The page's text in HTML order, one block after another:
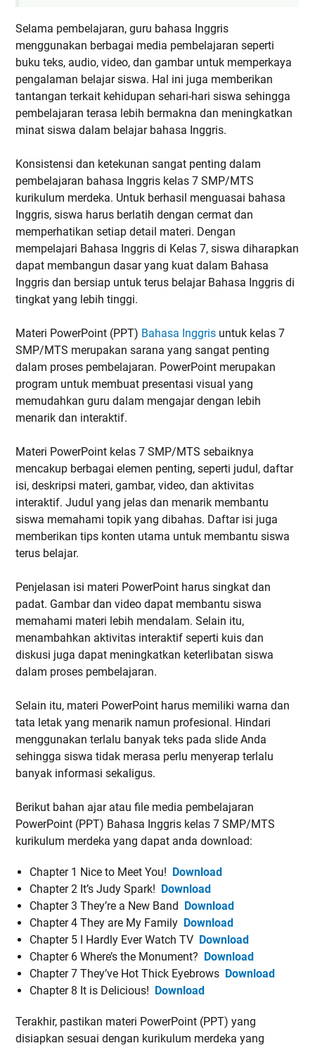
Selama pembelajaran, guru bahasa Inggris
menggunakan berbagai media pembelajaran seperti
buku teks, audio, video, dan gambar untuk memperkaya
pengalaman belajar siswa. Hal ini juga memberikan
tantangan terkait kehidupan sehari-hari siswa sehingga
pembelajaran terasa lebih bermakna dan meningkatkan
minat siswa dalam belajar bahasa Inggris.
Konsistensi dan ketekunan sangat penting dalam
pembelajaran bahasa Inggris kelas 7 SMP/MTS
kurikulum merdeka. Untuk berhasil menguasai bahasa
Inggris, siswa harus berlatih dengan cermat dan
memperhatikan setiap detail materi. Dengan
mempelajari Bahasa Inggris di Kelas 7, siswa diharapkan
dapat membangun dasar yang kuat dalam Bahasa
Inggris dan bersiap untuk terus belajar Bahasa Inggris di
tingkat yang lebih tinggi.
Materi PowerPoint (PPT) Bahasa Inggris untuk kelas 7
SMP/MTS merupakan sarana yang sangat penting
dalam proses pembelajaran. PowerPoint merupakan
program untuk membuat presentasi visual yang
memudahkan guru dalam mengajar dengan lebih
menarik dan interaktif.
Materi PowerPoint kelas 7 SMP/MTS sebaiknya
mencakup berbagai elemen penting, seperti judul, daftar
isi, deskripsi materi, gambar, video, dan aktivitas
interaktif. Judul yang jelas dan menarik membantu
siswa memahami topik yang dibahas. Daftar isi juga
memberikan tips konten utama untuk membantu siswa
terus belajar.
Penjelasan isi materi PowerPoint harus singkat dan
padat. Gambar dan video dapat membantu siswa
memahami materi lebih mendalam. Selain itu,
menambahkan aktivitas interaktif seperti kuis dan
diskusi juga dapat meningkatkan keterlibatan siswa
dalam proses pembelajaran.
Selain itu, materi PowerPoint harus memiliki warna dan
tata letak yang menarik namun profesional. Hindari
menggunakan terlalu banyak teks pada slide Anda
sehingga siswa tidak merasa perlu menyerap terlalu
banyak informasi sekaligus.
Berikut bahan ajar atau file media pembelajaran
PowerPoint (PPT) Bahasa Inggris kelas 7 SMP/MTS
kurikulum merdeka yang dapat anda download:
Chapter 1 Nice to Meet You!
Download
Chapter 2 It’s Judy Spark!
Download
Chapter 3 They’re a New Band
Download
Chapter 4 They are My Family Download
Chapter 5 I Hardly Ever Watch TV Download
Chapter 6 Where’s the Monument?
Download
Chapter 7 They’ve Hot Thick Eyebrows Download
Chapter 8 It is Delicious!
Download
Terakhir, pastikan materi PowerPoint (PPT) yang
disiapkan sesuai dengan kurikulum merdeka yang